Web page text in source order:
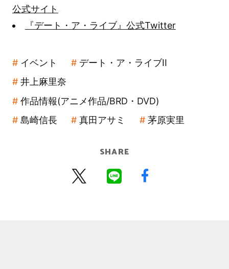
公式サイト
『デート・ア・ライブ』公式Twitter
イベント
デート・ア・ライブII
井上麻里奈
作品情報(アニメ作品/BRD・DVD)
島崎信長
真田アサミ 茅原実里
SHARE